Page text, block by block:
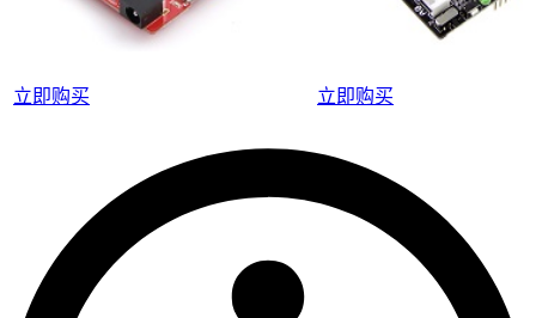
立即购买 立即购买